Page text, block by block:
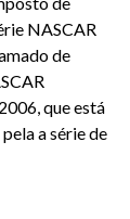
NASCAR
de
que está
a série de